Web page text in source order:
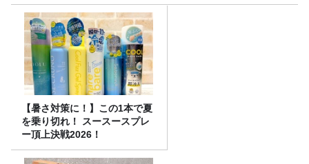
【暑さ対策に！】この1本で夏
を乗り切れ！ スースースプレ
ー頂上決戦2026！